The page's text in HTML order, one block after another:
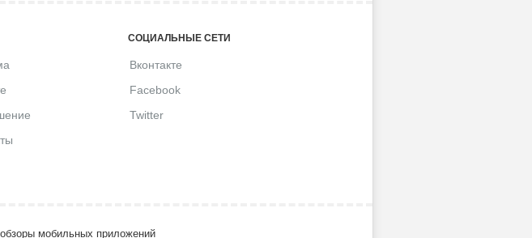
СОЦИАЛЬНЫЕ СЕТИ
Вконтакте
Facebook
Twitter
мобильных приложений